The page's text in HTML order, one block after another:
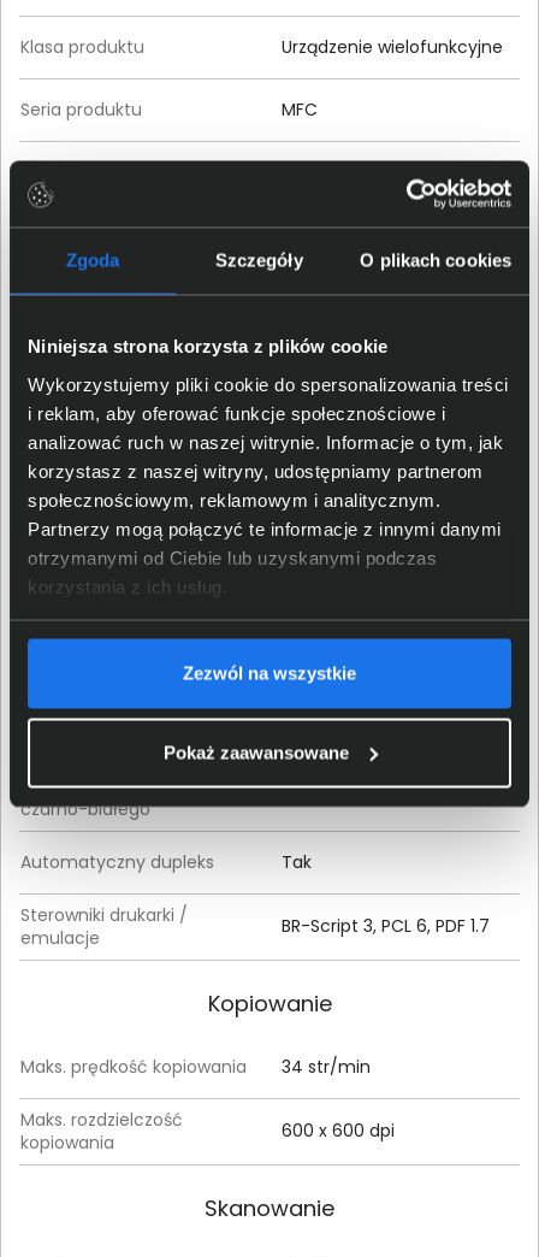
Zgoda Szczegóły O plikach cookies
Niniejsza strona korzysta z plików cookie
Wykorzystujemy pliki cookie do spersonalizowania treści
i reklam, aby oferować funkcje społecznościowe i
analizować ruch w naszej witrynie. Informacje o tym, jak
korzystasz z naszej witryny, udostępniamy partnerom
społecznościowym, reklamowym i analitycznym.
Partnerzy mogą połączyć te informacje z innymi danymi
otrzymanymi od Ciebie lub uzyskanymi podczas
korzystania z ich usług.
Zezwól na wszystkie
Pokaż zaawansowane
Klasa produktu Urządzenie wielofunkcyjne
Seria produktu MFC
EAN / GTIN-13 4977766831826
Przeznaczenie Biznes
Pamięć RAM
Standardowa pamięć
urządzenia
256 MB
Drukowanie
Metoda uzyskiwania
wydruku
34 str/min
Maks. rozdzielczość
drukowania mono
Czas pierwszego wydruku
czarno-białego
8,5 sek
Automatyczny dupleks Tak
Sterowniki drukarki /
emulacje
BR-Script 3, PCL 6, PDF 1.7
Kopiowanie
Maks. prędkość kopiowania 34 str/min
Maks. rozdzielczość
kopiowania
600 x 600 dpi
Skanowanie